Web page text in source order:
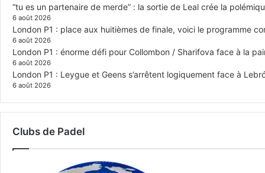
“tu es un partenaire de merde” : la sortie de Leal crée la
6 août 2026
London P1 : place aux huitièmes de finale, voici le programme
6 août 2026
London P1 : énorme défi pour Collombon / Sharifova face à la
6 août 2026
London P1 : Leygue et Geens s’arrêtent logiquement face à
6 août 2026
Clubs de Padel